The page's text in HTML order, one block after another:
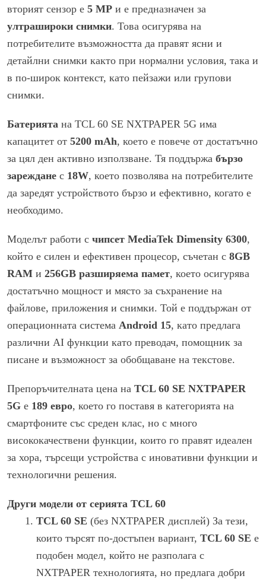
вторият сензор е 5 MP и е предназначен за
ултрашироки снимки. Това осигурява на
потребителите възможността да правят ясни и
детайлни снимки както при нормални условия, така и
в по-широк контекст, като пейзажи или групови
снимки.
Батерията на TCL 60 SE NXTPAPER 5G има
капацитет от 5200 mAh, което е повече от достатъчно
за цял ден активно използване. Тя поддържа бързо
зареждане с 18W, което позволява на потребителите
да заредят устройството бързо и ефективно, когато е
необходимо.
Моделът работи с чипсет MediaTek Dimensity 6300,
който е силен и ефективен процесор, съчетан с 8GB
RAM и 256GB разширяема памет, което осигурява
достатъчно мощност и място за съхранение на
файлове, приложения и снимки. Той е поддържан от
операционната система Android 15, като предлага
различни AI функции като преводач, помощник за
писане и възможност за обобщаване на текстове.
Препоръчителната цена на TCL 60 SE NXTPAPER
5G е 189 евро, което го поставя в категорията на
смартфоните със среден клас, но с много
висококачествени функции, които го правят идеален
за хора, търсещи устройства с иновативни функции и
технологични решения.
Други модели от серията TCL 60
TCL 60 SE (без NXTPAPER дисплей) За тези,
които търсят по-достъпен вариант, TCL 60 SE е
подобен модел, който не разполага с
NXTPAPER технологията, но предлага добри